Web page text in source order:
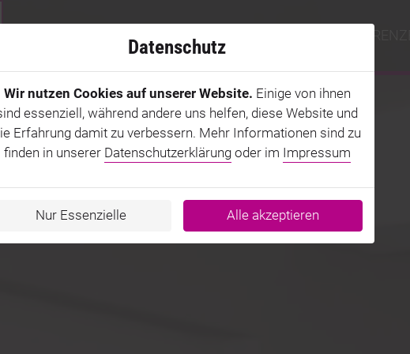
LEISTUNGEN
Datenschutz
Wir nutzen Cookies auf unserer Website. Einige von ihnen
essenziell, während andere uns helfen, diese Website und
Erfahrung damit zu verbessern. Mehr Informationen sind zu
finden in unserer Datenschutzerklärungoder im Impressum
Nur Essenzielle Alle akzeptieren